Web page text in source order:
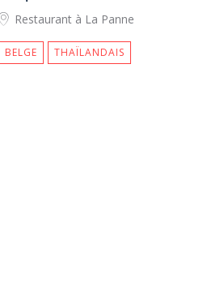
Restaurant à La Panne
BELGE THAÏLANDAIS